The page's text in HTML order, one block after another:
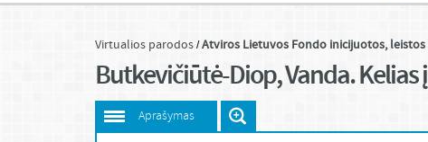
Virtualios parodos Atviros Lietuvos Fondo inicijuotos,
Butkevičiūtė-Diop, Vanda. Kelias
Aprašymas